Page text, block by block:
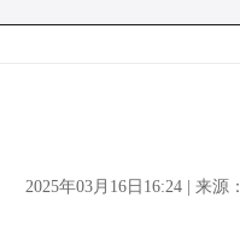
2025年03月16日16:24 | 来源：